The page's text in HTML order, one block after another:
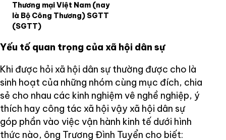
Thương mại Việt Nam (nay
là Bộ Công Thương) SGTT
(SGTT)
Yếu tố quan trọng của xã hội dân sự
Khi được hỏi xã hội dân sự thường được cho là
sinh hoạt của những nhóm cùng mục đích, chia
sẻ cho nhau các kinh nghiệm vê nghề nghiệp, ý
thích hay công tác xã hội vậy xã hội dân sự
góp phần vào việc vận hành kinh tế dưới hình
thức nào, ông Trương Đình Tuyển cho biết: